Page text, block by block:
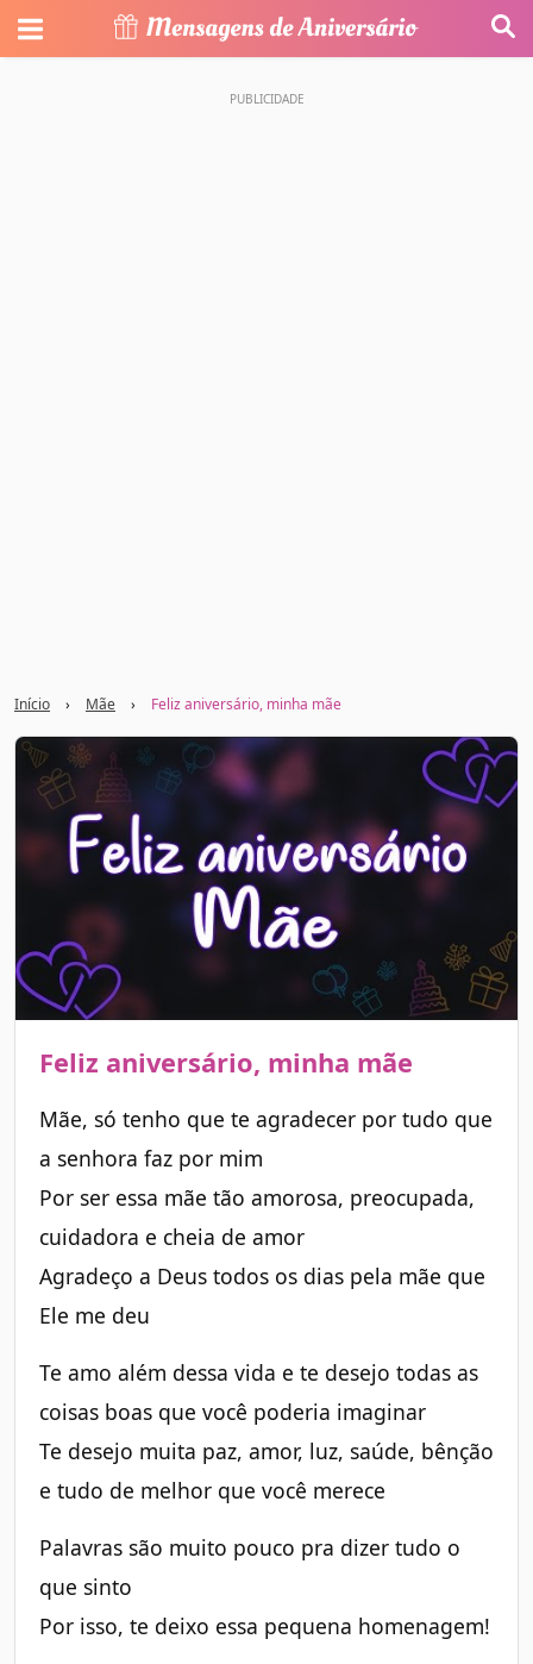
Início › Mãe › Feliz aniversário, minha mãe
Feliz aniversário, minha mãe
Mãe, só tenho que te agradecer por tudo que
a senhora faz por mim
Por ser essa mãe tão amorosa, preocupada,
cuidadora e cheia de amor
Agradeço a Deus todos os dias pela mãe que
Ele me deu
Te amo além dessa vida e te desejo todas as
coisas boas que você poderia imaginar
Te desejo muita paz, amor, luz, saúde, bênção
e tudo de melhor que você merece
Palavras são muito pouco pra dizer tudo o
que sinto
Por isso, te deixo essa pequena homenagem!